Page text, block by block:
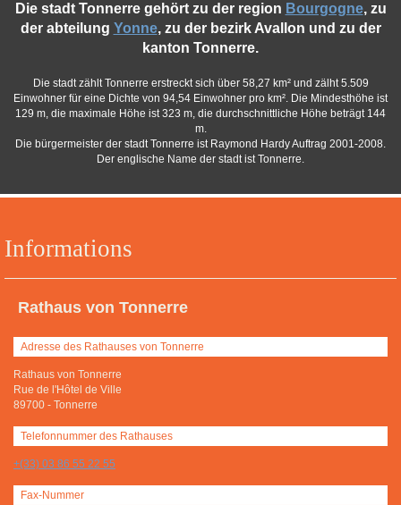
Informations
Rathaus von Tonnerre
Adresse des Rathauses von Tonnerre
Rathaus von Tonnerre
Rue de l'Hôtel de Ville
89700 - Tonnerre
Telefonnummer des Rathauses
+(33) 03 86 55 22 55
Fax-Nummer
Die stadt Tonnerre gehört zu der region Bourgogne, zu
der abteilung Yonne, zu der bezirk Avallon und zu der
kanton Tonnerre.
Die stadt zählt Tonnerre erstreckt sich über 58,27 km² und zälht 5.509
Einwohner für eine Dichte von 94,54 Einwohner pro km². Die Mindesthöhe ist
129 m, die maximale Höhe ist 323 m, die durchschnittliche Höhe beträgt 144
m.
Die bürgermeister der stadt Tonnerre ist Raymond Hardy Auftrag 2001-2008.
Der englische Name der stadt ist Tonnerre.